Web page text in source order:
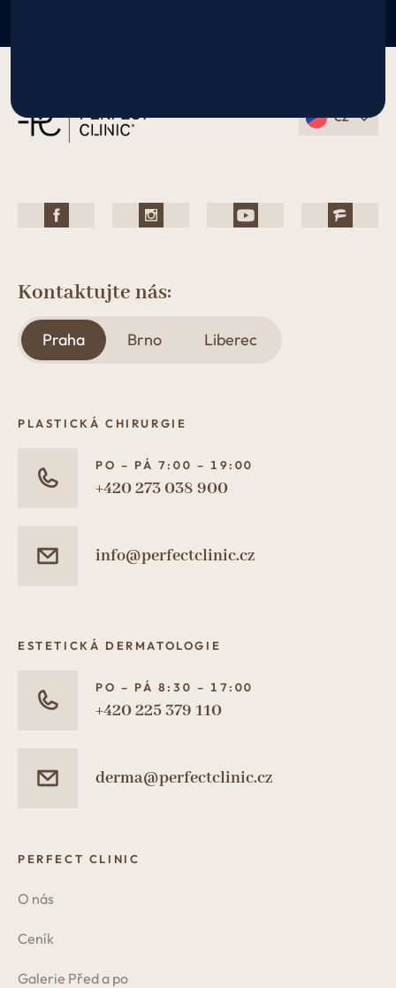
CZ
Kontaktujte nás:
Praha Brno Liberec
PLASTICKÁ CHIRURGIE
PO – PÁ 7:00 – 19:00
+420 273 038 900
info@perfectclinic.cz
ESTETICKÁ DERMATOLOGIE
PO – PÁ 8:30 – 17:00
+420 225 379 110
derma@perfectclinic.cz
PERFECT CLINIC
O nás
Ceník
Galerie Před a po